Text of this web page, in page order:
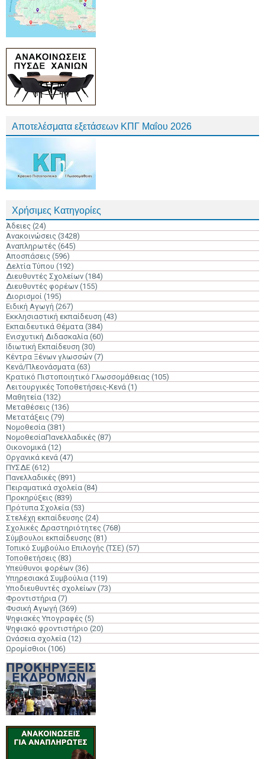
Αποτελέσματα εξετάσεων ΚΠΓ Μαΐου 2026
Χρήσιμες Κατηγορίες
Άδειες (24)
Ανακοινώσεις (3428)
Αναπληρωτές (645)
Αποσπάσεις (596)
Δελτία Τύπου (192)
Διευθυντές Σχολείων (184)
Διευθυντές φορέων (155)
Διορισμοί (195)
Ειδική Αγωγή (267)
Εκκλησιαστική εκπαίδευση (43)
Εκπαιδευτικά Θέματα (384)
Ενισχυτική Διδασκαλία (60)
Ιδιωτική Εκπαίδευση (30)
Κέντρα Ξένων γλωσσών (7)
Κενά/Πλεονάσματα (63)
Κρατικό Πιστοποιητικό Γλωσσομάθειας (105)
Λειτουργικές Τοποθετήσεις-Κενά (1)
Μαθητεία (132)
Μεταθέσεις (136)
Μετατάξεις (79)
Νομοθεσία (381)
ΝομοθεσίαΠανελλαδικές (87)
Οικονομικά (12)
Οργανικά κενά (47)
ΠΥΣΔΕ (612)
Πανελλαδικές (891)
Πειραματικά σχολεία (84)
Προκηρύξεις (839)
Πρότυπα Σχολεία (53)
Στελέχη εκπαίδευσης (24)
Σχολικές Δραστηριότητες (768)
Σύμβουλοι εκπαίδευσης (81)
Τοπικό Συμβούλιο Επιλογής (ΤΣΕ) (57)
Τοποθετήσεις (83)
Υπεύθυνοι φορέων (36)
Υπηρεσιακά Συμβούλια (119)
Υποδιευθυντές σχολείων (73)
Φροντιστήρια (7)
Φυσική Αγωγή (369)
Ψηφιακές Υπογραφές (5)
Ψηφιακό φροντιστήριο (20)
Ωνάσεια σχολεία (12)
Ωρομίσθιοι (106)